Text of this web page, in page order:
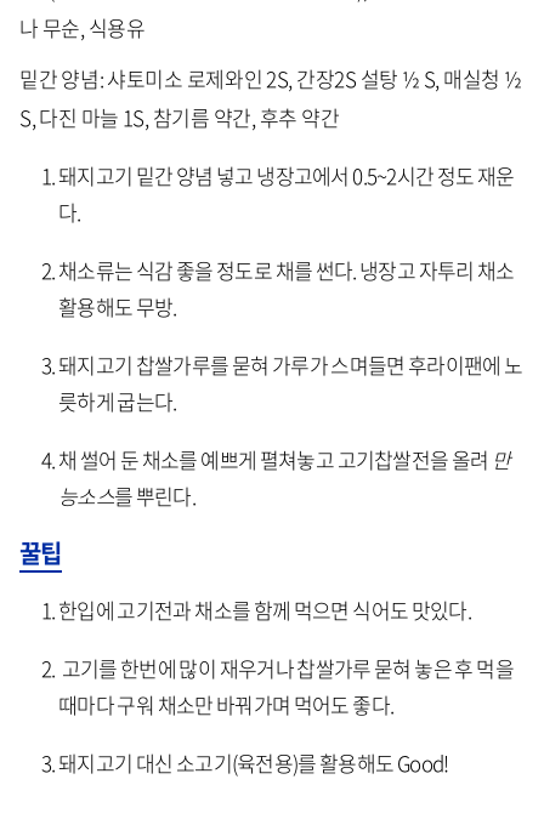
나 무순, 식용유
밑간 양념: 샤토미소 로제와인 2S, 간장2S 설탕 ½ S, 매실청 ½
S, 다진 마늘 1S, 참기름 약간, 후추 약간
돼지고기 밑간 양념 넣고 냉장고에서 0.5~2시간 정도 재운
다.
채소류는 식감 좋을 정도로 채를 썬다. 냉장고 자투리 채소
활용해도 무방.
돼지고기 찹쌀가루를 묻혀 가루가 스며들면 후라이팬에 노
릇하게 굽는다.
채 썰어 둔 채소를 예쁘게 펼쳐놓고 고기찹쌀전을 올려 만
능소스를 뿌린다.
꿀팁
한입에 고기전과 채소를 함께 먹으면 식어도 맛있다.
고기를 한번에 많이 재우거나 찹쌀가루 묻혀 놓은 후 먹을
때마다 구워 채소만 바꿔가며 먹어도 좋다.
돼지고기 대신 소고기(육전용)를 활용해도 Good!